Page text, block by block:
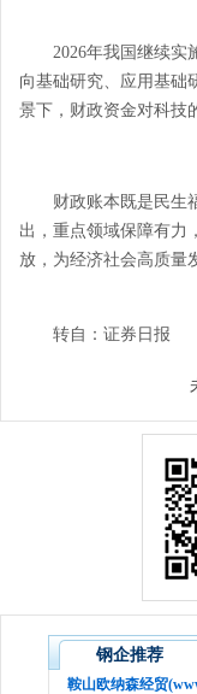
2026年我国继续实施
向基础研究、应用基础
景下，财政资金对科技
财政账本既是民生福
出，重点领域保障有力
放，为经济社会高质量
转自：证券日报
钢企推荐
鞍山欧纳森经贸